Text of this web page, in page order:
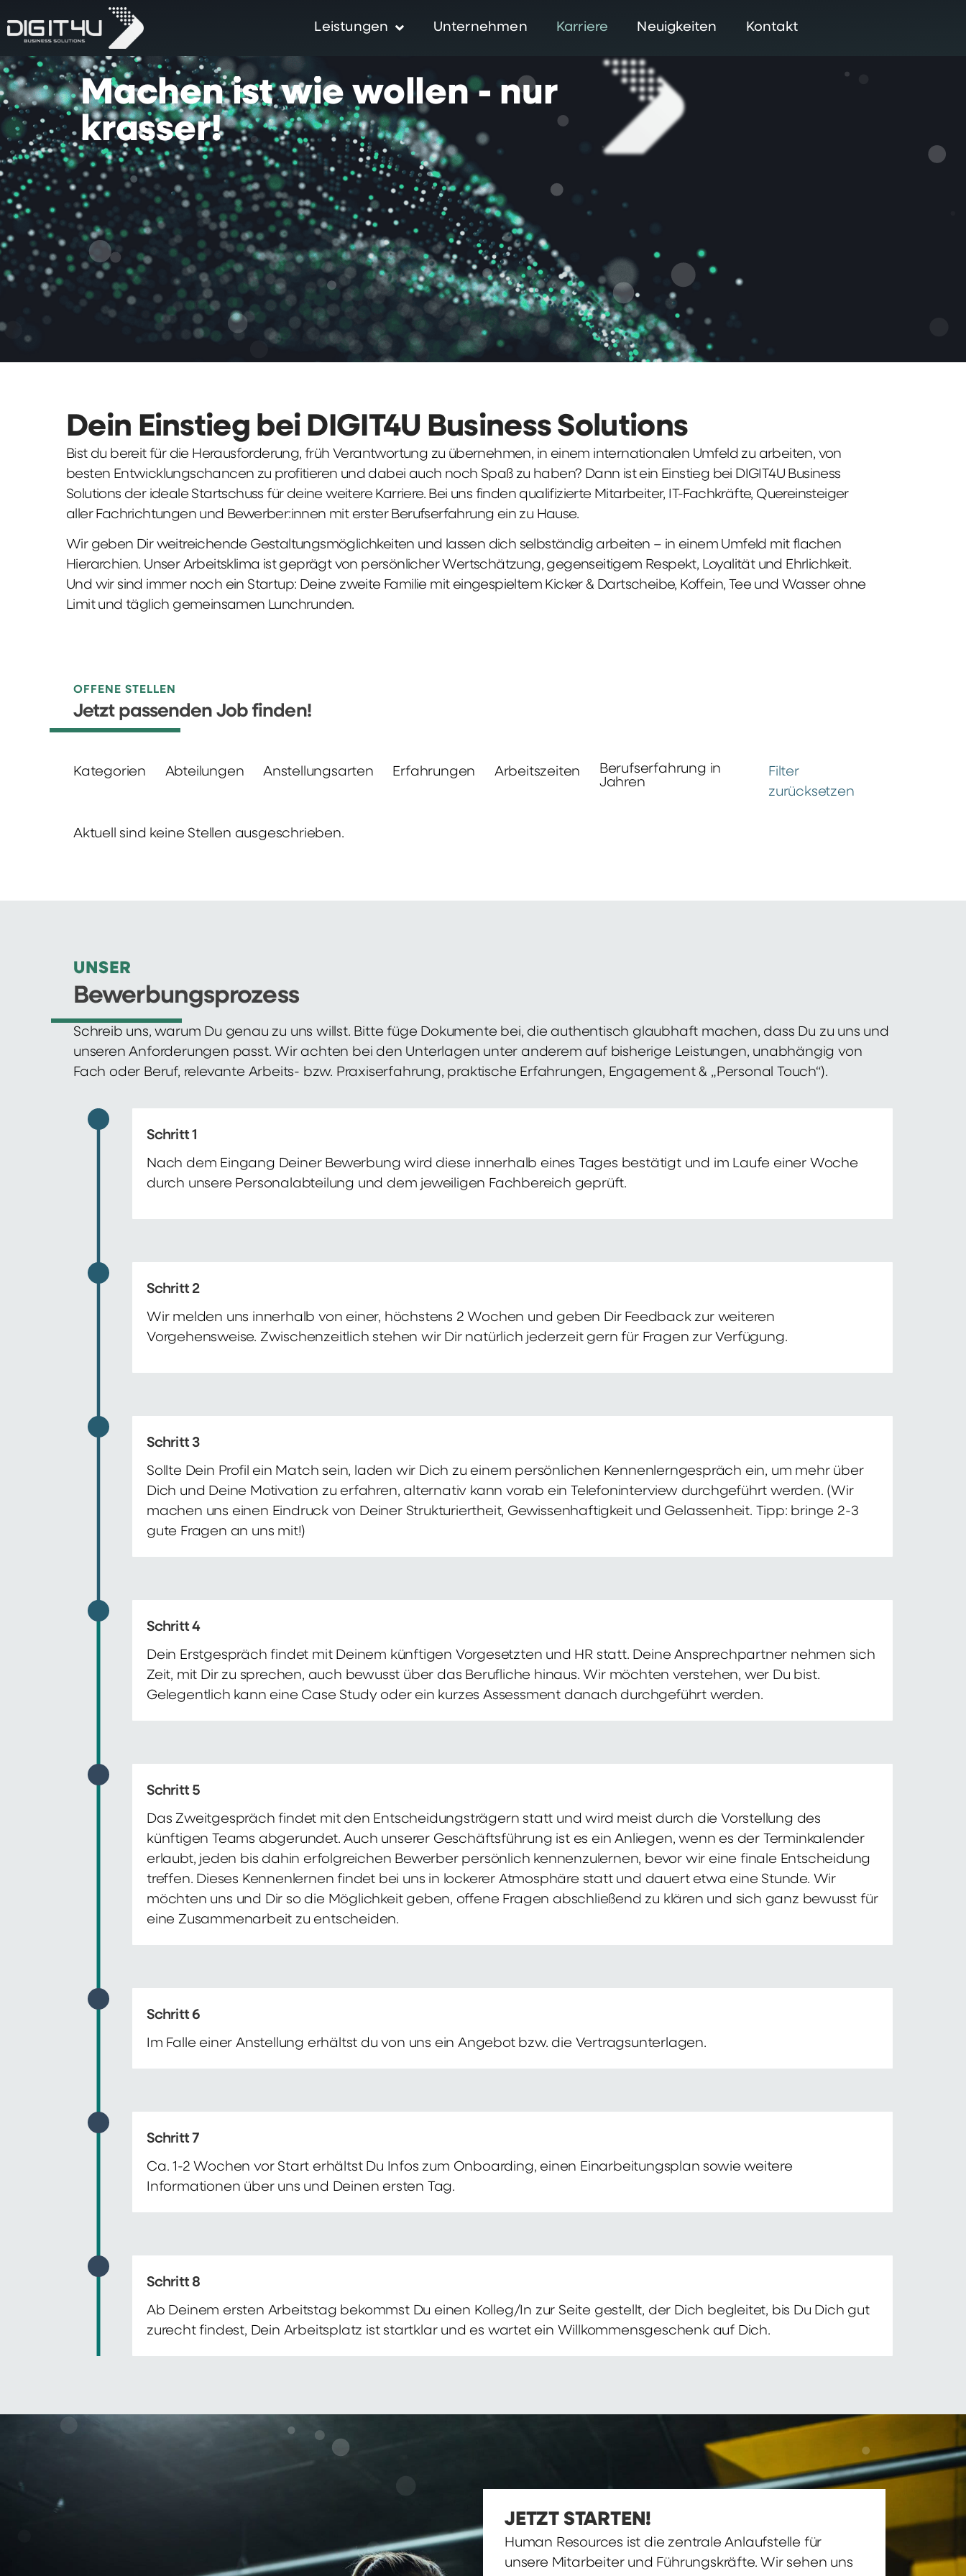
Leistungen Unternehmen Karriere Neuigkeiten Kontakt
Machen ist wie wollen - nur
krasser!
Dein Einstieg bei DIGIT4U Business Solutions
Bist du bereit für die Herausforderung, früh Verantwortung zu übernehmen, in einem internationalen Umfeld zu arbeiten, von
besten Entwicklungschancen zu profitieren und dabei auch noch Spaß zu haben? Dann ist ein Einstieg bei DIGIT4U Business
Solutions der ideale Startschuss für deine weitere Karriere. Bei uns finden qualifizierte Mitarbeiter, IT-Fachkräfte, Quereinsteiger
aller Fachrichtungen und Bewerber:innen mit erster Berufserfahrung ein zu Hause.
Wir geben Dir weitreichende Gestaltungsmöglichkeiten und lassen dich selbständig arbeiten – in einem Umfeld mit flachen
Hierarchien. Unser Arbeitsklima ist geprägt von persönlicher Wertschätzung, gegenseitigem Respekt, Loyalität und Ehrlichkeit.
Und wir sind immer noch ein Startup: Deine zweite Familie mit eingespieltem Kicker & Dartscheibe, Koffein, Tee und Wasser ohne
Limit und täglich gemeinsamen Lunchrunden.
OFFENE STELLEN
Jetzt passenden Job finden!
Kategorien Abteilungen Anstellungsarten Erfahrungen Arbeitszeiten
Berufserfahrung in
Jahren
Filter
zurücksetzen
Aktuell sind keine Stellen ausgeschrieben.
UNSER
Bewerbungsprozess
Schreib uns, warum Du genau zu uns willst. Bitte füge Dokumente bei, die authentisch glaubhaft machen, dass Du zu uns und
unseren Anforderungen passt. Wir achten bei den Unterlagen unter anderem auf bisherige Leistungen, unabhängig von
Fach oder Beruf, relevante Arbeits- bzw. Praxiserfahrung, praktische Erfahrungen, Engagement & „Personal Touch“).
Schritt 1
Nach dem Eingang Deiner Bewerbung wird diese innerhalb eines Tages bestätigt und im Laufe einer Woche
durch unsere Personalabteilung und dem jeweiligen Fachbereich geprüft.
Schritt 2
Wir melden uns innerhalb von einer, höchstens 2 Wochen und geben Dir Feedback zur weiteren
Vorgehensweise. Zwischenzeitlich stehen wir Dir natürlich jederzeit gern für Fragen zur Verfügung.
Schritt 3
Sollte Dein Profil ein Match sein, laden wir Dich zu einem persönlichen Kennenlerngespräch ein, um mehr über
Dich und Deine Motivation zu erfahren, alternativ kann vorab ein Telefoninterview durchgeführt werden. (Wir
machen uns einen Eindruck von Deiner Strukturiertheit, Gewissenhaftigkeit und Gelassenheit. Tipp: bringe 2-3
gute Fragen an uns mit!)
Schritt 4
Dein Erstgespräch findet mit Deinem künftigen Vorgesetzten und HR statt. Deine Ansprechpartner nehmen sich
Zeit, mit Dir zu sprechen, auch bewusst über das Berufliche hinaus. Wir möchten verstehen, wer Du bist.
Gelegentlich kann eine Case Study oder ein kurzes Assessment danach durchgeführt werden.
Schritt 5
Das Zweitgespräch findet mit den Entscheidungsträgern statt und wird meist durch die Vorstellung des
künftigen Teams abgerundet. Auch unserer Geschäftsführung ist es ein Anliegen, wenn es der Terminkalender
erlaubt, jeden bis dahin erfolgreichen Bewerber persönlich kennenzulernen, bevor wir eine finale Entscheidung
treffen. Dieses Kennenlernen findet bei uns in lockerer Atmosphäre statt und dauert etwa eine Stunde. Wir
möchten uns und Dir so die Möglichkeit geben, offene Fragen abschließend zu klären und sich ganz bewusst für
eine Zusammenarbeit zu entscheiden.
Schritt 6
Im Falle einer Anstellung erhältst du von uns ein Angebot bzw. die Vertragsunterlagen.
Schritt 7
Ca. 1-2 Wochen vor Start erhältst Du Infos zum Onboarding, einen Einarbeitungsplan sowie weitere
Informationen über uns und Deinen ersten Tag.
Schritt 8
Ab Deinem ersten Arbeitstag bekommst Du einen Kolleg/In zur Seite gestellt, der Dich begleitet, bis Du Dich gut
zurecht findest, Dein Arbeitsplatz ist startklar und es wartet ein Willkommensgeschenk auf Dich.
JETZT STARTEN!
Human Resources ist die zentrale Anlaufstelle für
unsere Mitarbeiter und Führungskräfte. Wir sehen uns